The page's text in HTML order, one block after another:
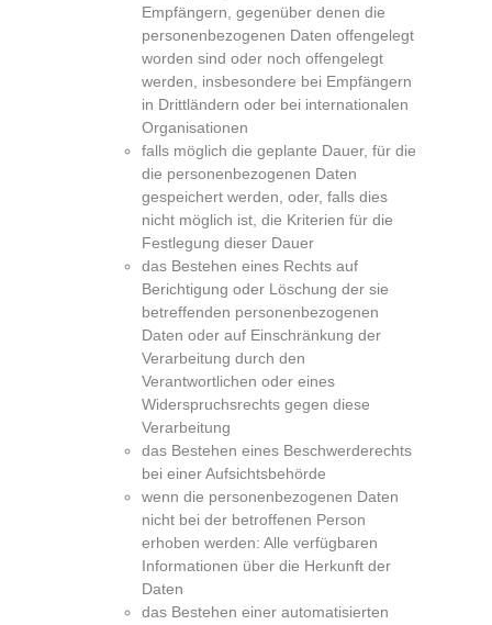
Empfängern, gegenüber denen die
personenbezogenen Daten offengelegt
worden sind oder noch offengelegt
werden, insbesondere bei Empfängern
in Drittländern oder bei internationalen
Organisationen
falls möglich die geplante Dauer, für die
die personenbezogenen Daten
gespeichert werden, oder, falls dies
nicht möglich ist, die Kriterien für die
Festlegung dieser Dauer
das Bestehen eines Rechts auf
Berichtigung oder Löschung der sie
betreffenden personenbezogenen
Daten oder auf Einschränkung der
Verarbeitung durch den
Verantwortlichen oder eines
Widerspruchsrechts gegen diese
Verarbeitung
das Bestehen eines Beschwerderechts
bei einer Aufsichtsbehörde
wenn die personenbezogenen Daten
nicht bei der betroffenen Person
erhoben werden: Alle verfügbaren
Informationen über die Herkunft der
Daten
das Bestehen einer automatisierten